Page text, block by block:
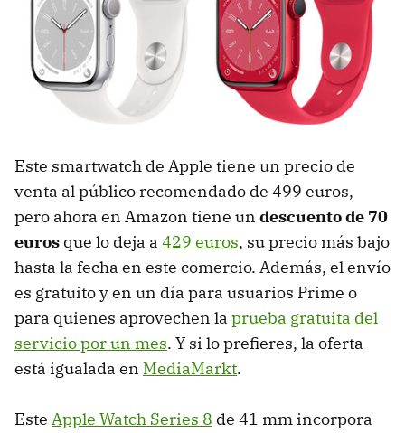
Este smartwatch de Apple tiene un precio de
venta al público recomendado de 499 euros,
pero ahora en Amazon tiene un descuento de 70
euros que lo deja a 429 euros, su precio más bajo
hasta la fecha en este comercio. Además, el envío
es gratuito y en un día para usuarios Prime o
para quienes aprovechen la prueba gratuita del
servicio por un mes. Y si lo prefieres, la oferta
está igualada en MediaMarkt.
Este Apple Watch Series 8 de 41 mm incorpora